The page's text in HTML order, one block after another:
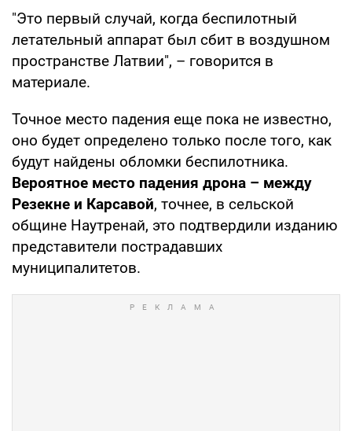
"Это первый случай, когда беспилотный
летательный аппарат был сбит в воздушном
пространстве Латвии", – говорится в
материале.
Точное место падения еще пока не известно,
оно будет определено только после того, как
будут найдены обломки беспилотника.
Вероятное место падения дрона – между
Резекне и Карсавой, точнее, в сельской
общине Наутренай, это подтвердили изданию
представители пострадавших
муниципалитетов.